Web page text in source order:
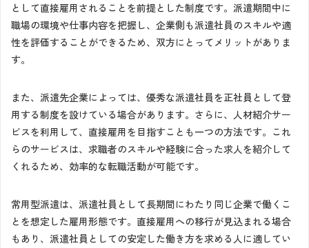
として直接雇用されることを前提とした制度です。派遣期間中に
職場の環境や仕事内容を把握し、企業側も派遣社員のスキルや適
性を評価することができるため、双方にとってメリットがありま
す。
また、派遣先企業によっては、優秀な派遣社員を正社員として登
用する制度を設けている場合があります。さらに、人材紹介サー
ビスを利用して、直接雇用を目指すことも一つの方法です。これ
らのサービスは、求職者のスキルや経験に合った求人を紹介して
くれるため、効率的な転職活動が可能です。
常用型派遣は、派遣社員として長期間にわたり同じ企業で働くこ
とを想定した雇用形態です。直接雇用への移行が見込まれる場合
もあり、派遣社員としての安定した働き方を求める人に適してい